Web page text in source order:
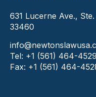
631 Lucerne Ave.,
33460
Tel: +1 (561) 464-4529
Fax: +1 (561) 464-